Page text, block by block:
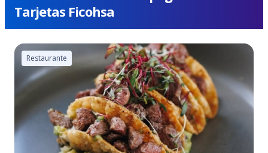
Tarjetas Ficohsa
Restaurante